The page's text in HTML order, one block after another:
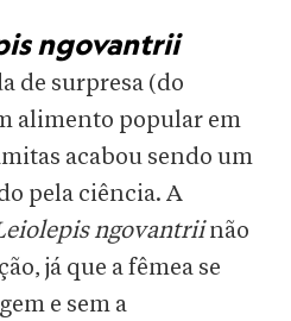
ngovantrii
de surpresa (do
alimento popular em
acabou sendo um
pela ciência. A
ngovantriinão
já que a fêmea se
e sem a